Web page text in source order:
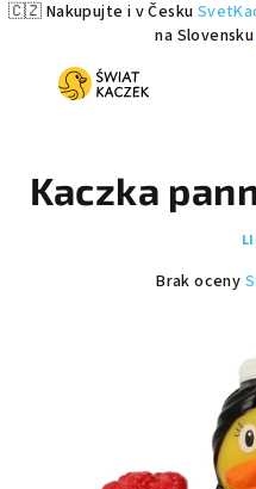
🇨🇿 Nakupujte i v Česku
na Slovensku
Kaczka
Średnia
gwiazdek.
Brak oceny